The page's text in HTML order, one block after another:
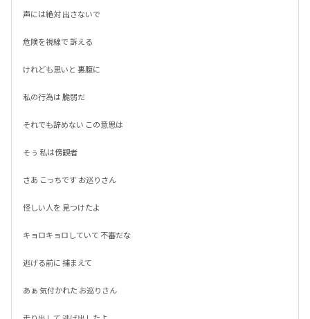
声には絶対 出さないで
危険を視線で 訴える
けれども思いと 裏腹に
私の行為は 脆弱だ
それでも辞めない この意思は
そぅ 私は傍観者
さあ こっちです お巡りさん
怪しい人を 見つけたよ
キョロキョロしていて 不審だな
逃げる前に 捕まえて
あぁ 気付かれた お巡りさん